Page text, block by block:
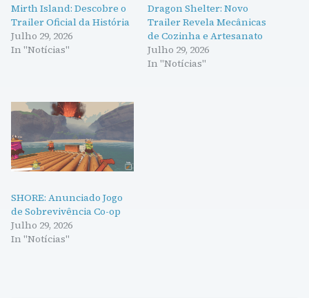
Mirth Island: Descobre o
Trailer Oficial da História
Julho 29, 2026
In "Notícias"
Dragon Shelter: Novo
Trailer Revela Mecânicas
de Cozinha e Artesanato
Julho 29, 2026
In "Notícias"
SHORE: Anunciado Jogo
de Sobrevivência Co-op
Julho 29, 2026
In "Notícias"